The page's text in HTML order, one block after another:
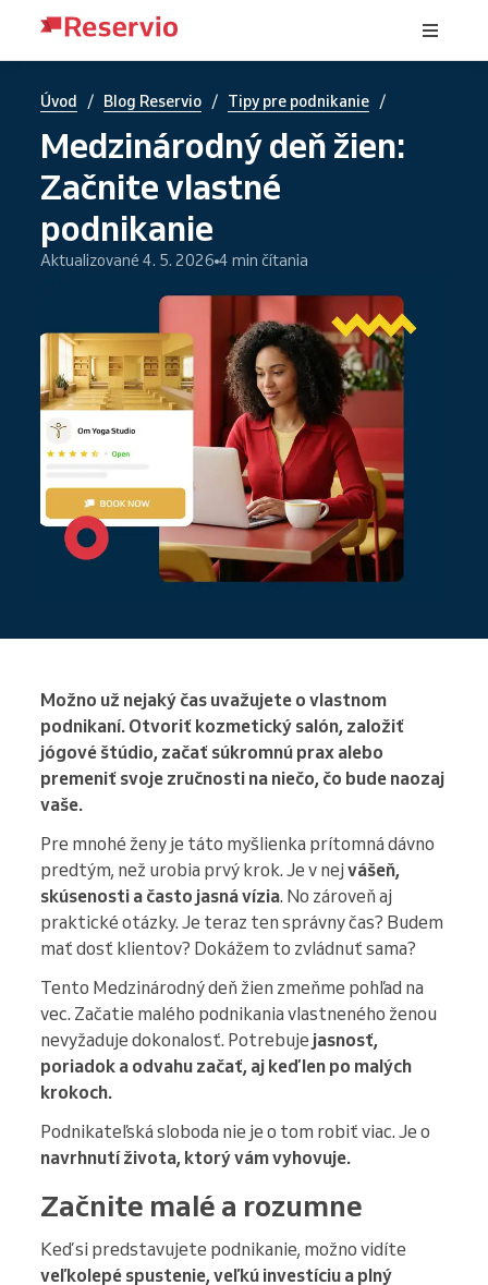
Úvod / Blog Reservio / Tipy pre podnikanie /
Medzinárodný deň žien:
Začnite vlastné
podnikanie
Aktualizované 4. 5. 2026 4 min čítania
Možno už nejaký čas uvažujete o vlastnom
podnikaní. Otvoriť kozmetický salón, založiť
jógové štúdio, začať súkromnú prax alebo
premeniť svoje zručnosti na niečo, čo bude naozaj
vaše.
Pre mnohé ženy je táto myšlienka prítomná dávno
predtým, než urobia prvý krok. Je v nej vášeň,
skúsenosti a často jasná vízia. No zároveň aj
praktické otázky. Je teraz ten správny čas? Budem
mať dosť klientov? Dokážem to zvládnuť sama?
Tento Medzinárodný deň žien zmeňme pohľad na
vec. Začatie malého podnikania vlastneného ženou
nevyžaduje dokonalosť. Potrebuje jasnosť,
poriadok a odvahu začať, aj keď len po malých
krokoch.
Podnikateľská sloboda nie je o tom robiť viac. Je o
navrhnutí života, ktorý vám vyhovuje.
Začnite malé a rozumne
Keď si predstavujete podnikanie, možno vidíte
veľkolepé spustenie, veľkú investíciu a plný